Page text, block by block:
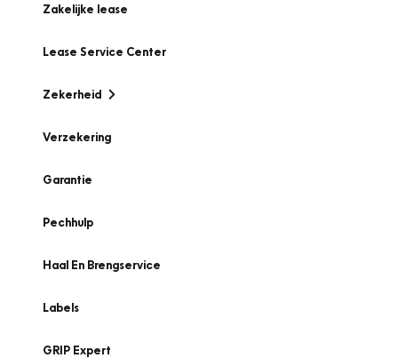
Zakelijke lease
Lease Service Center
Zekerheid
Verzekering
Garantie
Pechhulp
Haal En Brengservice
Labels
GRIP Expert